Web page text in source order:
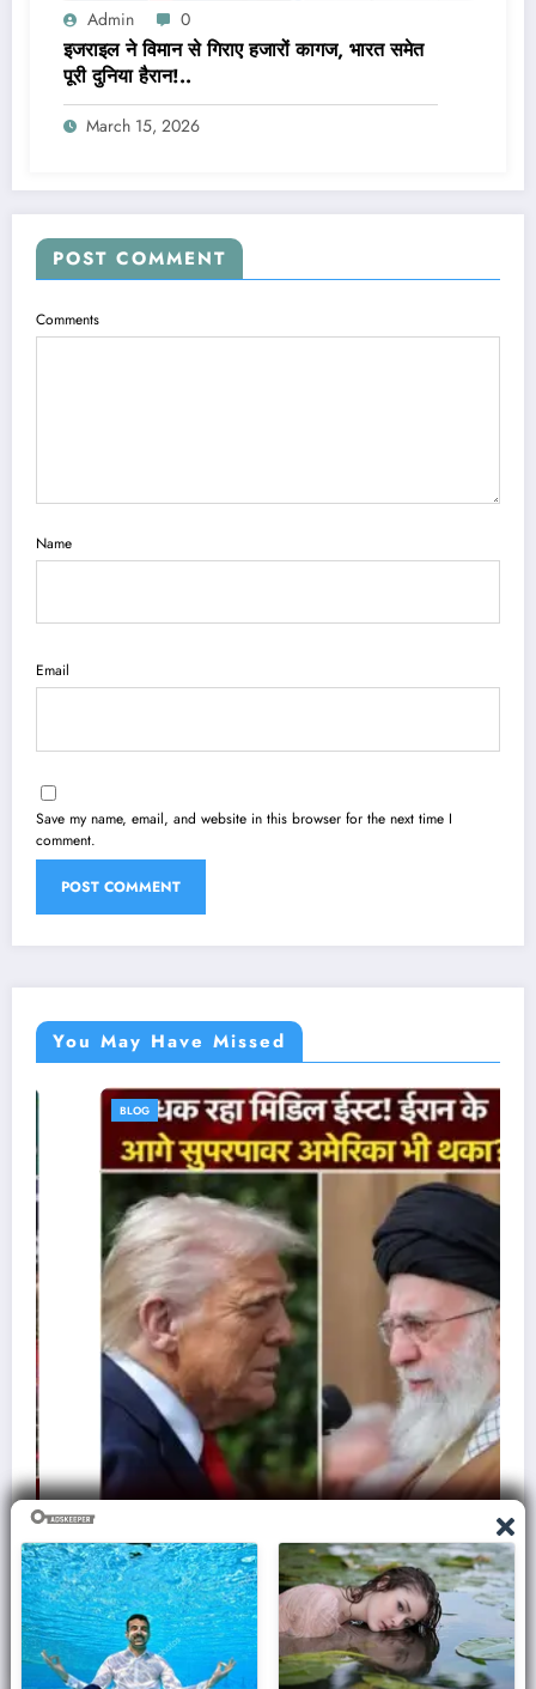
Admin 0
इजराइल ने विमान से गिराए हजारों कागज, भारत समेत
पूरी दुनिया हैरान!..
March 15, 2026
POST COMMENT
Comments
Name
Email
Save my name, email, and website in this browser for the next time I
comment.
You May Have Missed
ज़मीन पर आक्रमण करने से क्यों घबराती है अमेरिकी सेना,
समझिए असली वजह..
March 7, 2026 Admin